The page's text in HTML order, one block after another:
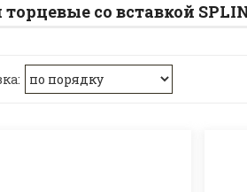
торцевые со вставкой